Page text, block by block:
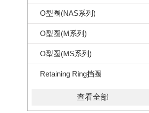
O型圈(NAS系列)
O型圈(M系列)
O型圈(MS系列)
Retaining Ring挡圈
查看全部